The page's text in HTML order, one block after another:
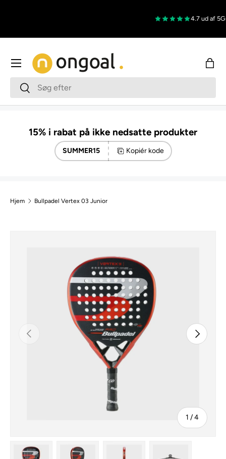
4.7 ud af 5
SøgSøg
Menu
15% i rabat på ikke nedsatte produkter
SUMMER15 Kopiér kode
Hjem Bullpadel Vertex 03 Junior
Tidligere
1 /af
4
Næste